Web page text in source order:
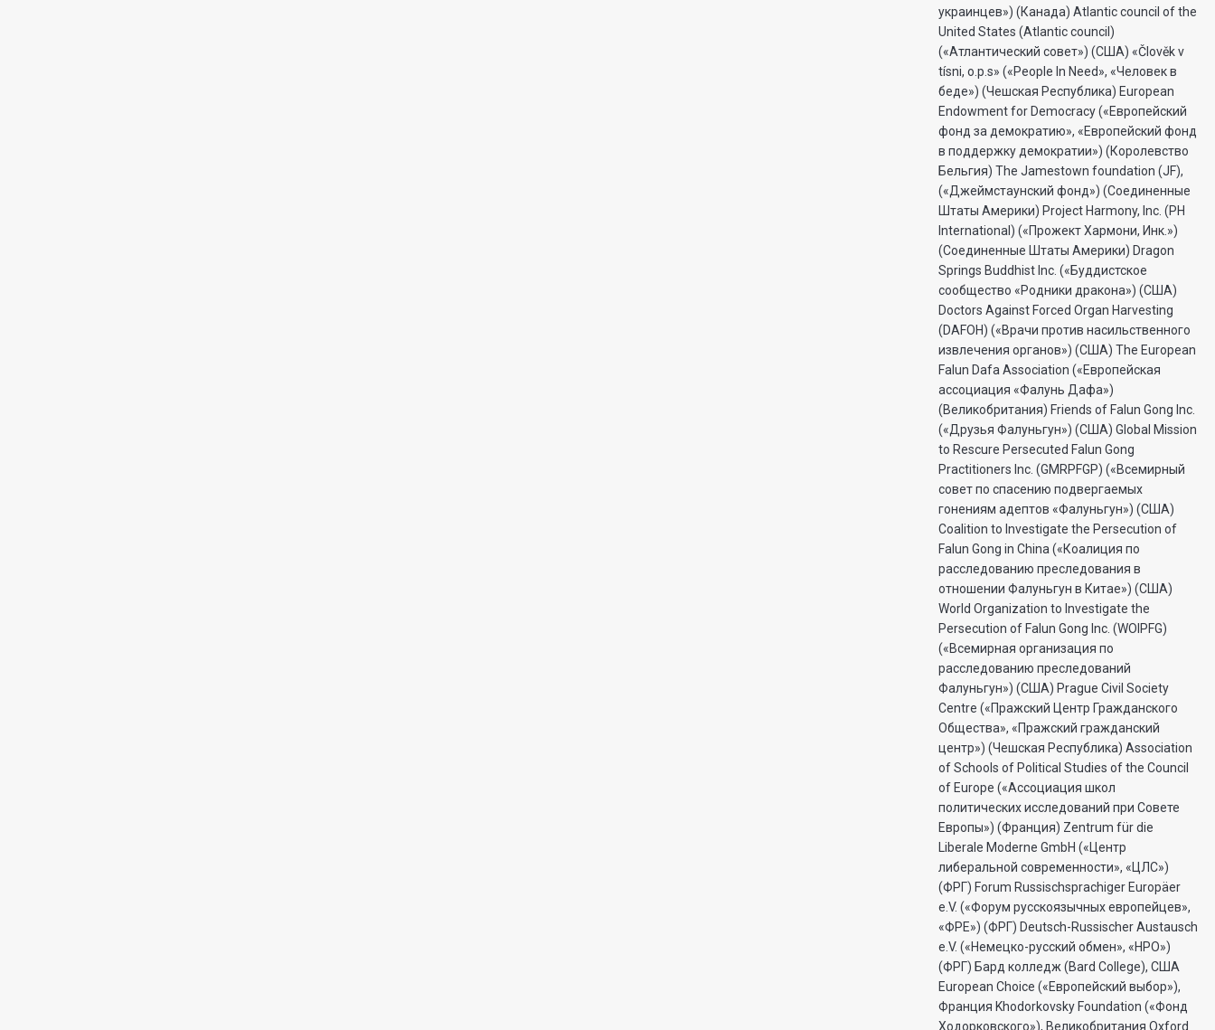
украинцев») (Канада) Atlantic council of the
United States (Atlantic council)
(«Атлантический совет») (США) «Člověk v
tísni, o.p.s» («People In Need», «Человек в
беде») (Чешская Республика) European
Endowment for Democracy («Европейский
фонд за демократию», «Европейский фонд
в поддержку демократии») (Королевство
Бельгия) The Jamestown foundation (JF),
(«Джеймстаунский фонд») (Соединенные
Штаты Америки) Project Harmony, Inc. (PH
International) («Прожект Хармони, Инк.»)
(Соединенные Штаты Америки) Dragon
Springs Buddhist Inc. («Буддистское
сообщество «Родники дракона») (США)
Doctors Against Forced Organ Harvesting
(DAFOH) («Врачи против насильственного
извлечения органов») (США) The European
Falun Dafa Association («Европейская
ассоциация «Фалунь Дафа»)
(Великобритания) Friends of Falun Gong Inc.
(«Друзья Фалуньгун») (США) Global Mission
to Rescure Persecuted Falun Gong
Practitioners Inc. (GMRPFGP) («Всемирный
совет по спасению подвергаемых
гонениям адептов «Фалуньгун») (США)
Coalition to Investigate the Persecution of
Falun Gong in China («Коалиция по
расследованию преследования в
отношении Фалуньгун в Китае») (США)
World Organization to Investigate the
Persecution of Falun Gong Inc. (WOIPFG)
(«Всемирная организация по
расследованию преследований
Фалуньгун») (США) Prague Civil Society
Centre («Пражский Центр Гражданского
Общества», «Пражский гражданский
центр») (Чешская Республика) Association
of Schools of Political Studies of the Council
of Europe («Ассоциация школ
политических исследований при Совете
Европы») (Франция) Zentrum für die
Liberale Moderne GmbH («Центр
либеральной современности», «ЦЛС»)
(ФРГ) Forum Russischsprachiger Europäer
e.V. («Форум русскоязычных европейцев»,
«ФРЕ») (ФРГ) Deutsch-Russischer Austausch
e.V. («Немецко-русский обмен», «НРО»)
(ФРГ) Бард колледж (Bard College), США
European Choice («Европейский выбор»),
Франция Khodorkovsky Foundation («Фонд
Ходорковского»), Великобритания Oxford